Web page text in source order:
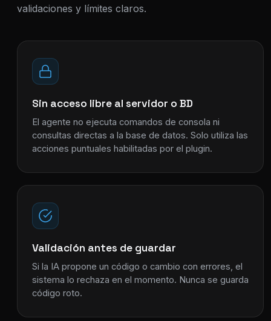
validaciones y límites claros.
Sin acceso libre al servidor o BD
El agente no ejecuta comandos de consola ni
consultas directas a la base de datos. Solo utiliza las
acciones puntuales habilitadas por el plugin.
Validación antes de guardar
Si la IA propone un código o cambio con errores, el
sistema lo rechaza en el momento. Nunca se guarda
código roto.